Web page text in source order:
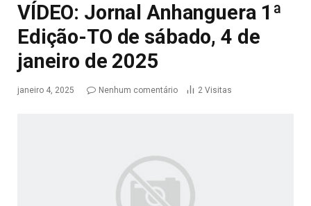
VÍDEO: Jornal Anhanguera 1ª
Edição-TO de sábado, 4 de
janeiro de 2025
janeiro 4, 2025 Nenhum comentário 2 Visitas